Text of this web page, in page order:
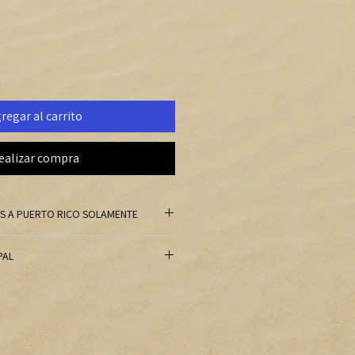
al carrito
compra
A PUERTO RICO SOLAMENTE
pago adicional de $2 por compra.
encima de nuestros costos de